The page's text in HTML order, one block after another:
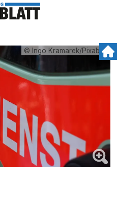
© Ingo Kramarek/Pixabay